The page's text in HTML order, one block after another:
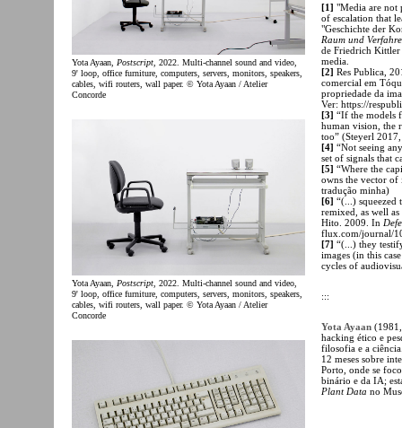
Yota Ayaan, Postscript, 2022. Multi-channel sound and video,
9' loop, office furniture, computers, servers, monitors, speakers,
cables, wifi routers, wall paper. © Yota Ayaan / Atelier
Concorde
Yota Ayaan, Postscript , 2022. Multi-channel sound and video,
9' loop, office furniture, computers, servers, monitors, speakers,
cables, wifi routers, wall paper. © Yota Ayaan / Atelier
Concorde
[1] "Media are not
of escalation that
"Geschichte der
Raum und
de Friedrich Kittler
media.
[2] Res Publica,
comercial em
propriedade da
Ver: https://
[3] “If the models
human vision, the
too” (Steyerl
[4] “Not seeing
set of signals that
[5] “Where the
owns the vector
tradução minha)
[6] “(...) squeezed
remixed, as well
Hito. 2009. In
flux.com/journal/
[7] “(...) they
images (in this
cycles of
:::
Yota Ayaan
hacking ético e
filosofia e a
12 meses sobre
Porto, onde se
binário e da IA;
Plant Data no